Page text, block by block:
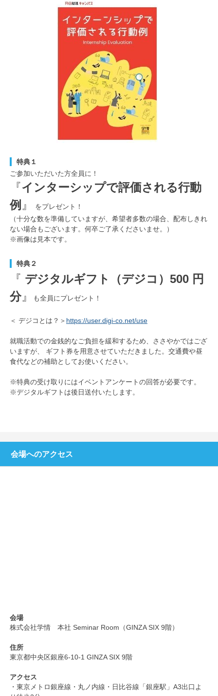
特典１
ご参加いただいた方全員に！
『インターシップで評価される行動
例 』
をプレゼント！
（十分な数を準備していますが、希望者多数の場合、配布しきれ
ない場合もございます。何卒ご了承くださいませ。）
※画像は見本です。
特典２
『 デジタルギフト（デジコ）500 円
分』 も全員にプレゼント！
＜ デジコとは？＞ https://user.digi-co.net/use
就職活動での金銭的なご負担を緩和するため、ささやかではござ
いますが、 ギフト券を用意させていただきました。交通費や昼
食代などの補助としてお使いください。
※特典の受け取りにはイベントアンケートの回答が必要です。
※デジタルギフトは後日送付いたします。
会場へのアクセス
会場
株式会社学情 本社 Seminar Room（GINZA SIX 9階）
住所
東京都中央区銀座6-10-1 GINZA SIX 9階
アクセス
・東京メトロ銀座線・丸ノ内線・日比谷線「銀座駅」A3出口よ